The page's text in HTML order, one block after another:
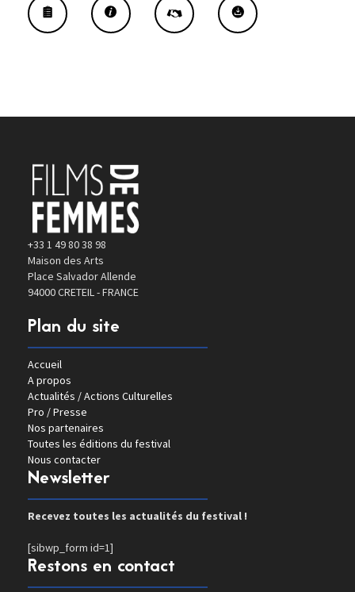
+33 1 49 80 38 98
Maison des Arts
Place Salvador Allende
94000 CRETEIL - FRANCE
Plan du site
Accueil
A propos
Actualités / Actions Culturelles
Pro / Presse
Nos partenaires
Toutes les éditions du festival
Nous contacter
Newsletter
Recevez toutes les actualités du festival !
[sibwp_form id=1]
Restons en contact